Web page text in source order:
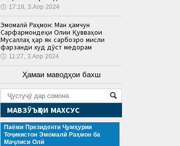
🕔 17:18, 3.Апр 2024
Эмомалӣ Раҳмон: Ман ҳамчун
Сарфармондеҳи Олии Қувваҳои
Мусаллаҳ ҳар як сарбозро мисли
фарзанди худ дӯст медорам
🕔 11:27, 3.Апр 2024
Ҳамаи маводҳои бахш
МАВЗӮЪҲОИ МАХСУС
Паёми Президенти Ҷумҳурии
Тоҷикистон Эмомалӣ Раҳмон ба
Маҷлиси Олӣ